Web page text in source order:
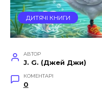
ДИТЯЧІ КНИГИ
АВТОР
J. G. (Джей Джи)
КОМЕНТАРІ
0